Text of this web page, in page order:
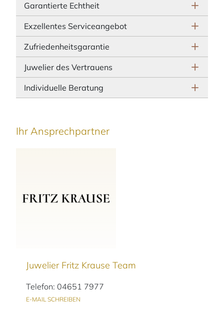
Ihr Ansprechpartner
Juwelier Fritz Krause Team
Telefon: 04651 7977
E-MAIL SCHREIBEN
Garantierte Echtheit
Exzellentes Serviceangebot
Zufriedenheitsgarantie
Juwelier des Vertrauens
Individuelle Beratung